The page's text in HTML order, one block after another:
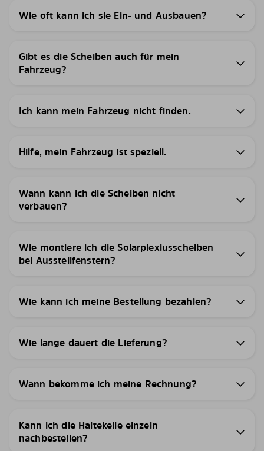
Wie oft kann ich sie Ein- und Ausbauen?
Gibt es die Scheiben auch für mein
Fahrzeug?
Ich kann mein Fahrzeug nicht finden.
Hilfe, mein Fahrzeug ist speziell.
Wann kann ich die Scheiben nicht
verbauen?
Wie montiere ich die Solarplexiusscheiben
bei Ausstellfenstern?
Wie kann ich meine Bestellung bezahlen?
Wie lange dauert die Lieferung?
Wann bekomme ich meine Rechnung?
Kann ich die Haltekeile einzeln
nachbestellen?